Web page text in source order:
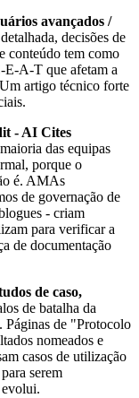
avançados /
decisões de
conteúdo tem como
E-A-T que afetam a
artigo técnico forte
- AI Cites
das equipas
porque o
é. AMAs
de governação de
- criam
para verificar a
de documentação
de caso,
de batalha da
Páginas de "Protocolo
nomeados e
casos de utilização
serem
evolui.